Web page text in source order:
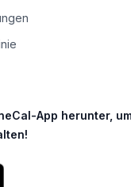
App herunter,